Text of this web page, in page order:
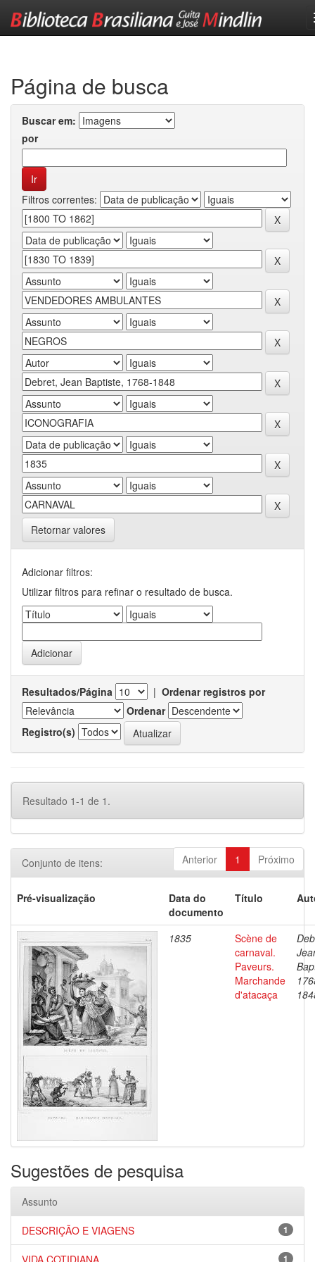
Página de busca
Buscar em:
por
Filtros correntes:
Retornar valores
Adicionar filtros:
Utilizar filtros para refinar o resultado de busca.
Resultados/Página | Ordenar registros por
Ordenar
Registro(s)
Resultado 1-1 de 1.
Anterior 1 Próximo
Conjunto de itens:
Pré-visualização
Data do
documento
Título
1835
Scène de
carnaval.
Paveurs.
Marchande
d'atacaça
Sugestões de pesquisa
Assunto
1
DESCRIÇÃO E VIAGENS
1
VIDA COTIDIANA